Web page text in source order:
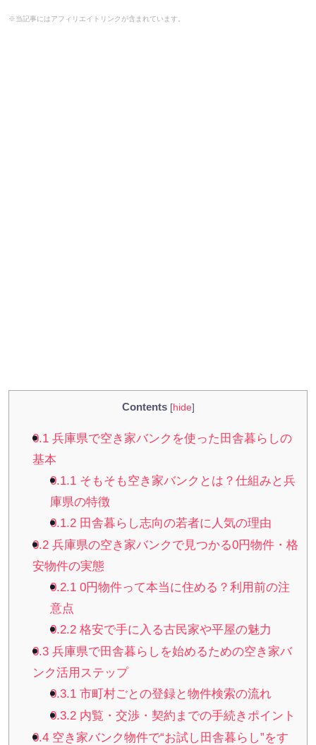
※当記事にはアフィリエイトリンクが含まれています。
Contents [hide]
0.1兵庫県で空き家バンクを使った田舎暮らしの
基本
0.1.1 そもそも空き家バンクとは？仕組みと兵
庫県の特徴
0.1.2 田舎暮らし志向の若者に人気の理由
0.2兵庫県の空き家バンクで見つかる0円物件・格
安物件の実態
0.2.1 0円物件って本当に住める？利用前の注
意点
0.2.2 格安で手に入る古民家や平屋の魅力
0.3兵庫県で田舎暮らしを始めるための空き家バ
ンク活用ステップ
0.3.1 市町村ごとの登録と物件検索の流れ
0.3.2 内覧・交渉・契約までの手続きポイント
0.4空き家バンク物件で“お試し田舎暮らし”をす